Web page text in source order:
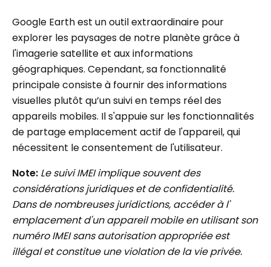
Google Earth est un outil extraordinaire pour
explorer les paysages de notre planète grâce à
l'imagerie satellite et aux informations
géographiques. Cependant, sa fonctionnalité
principale consiste à fournir des informations
visuelles plutôt qu’un suivi en temps réel des
appareils mobiles. Il s'appuie sur les fonctionnalités
de partage emplacement actif de l'appareil, qui
nécessitent le consentement de l'utilisateur.
Note: Le suivi IMEI implique souvent des
considérations juridiques et de confidentialité.
Dans de nombreuses juridictions, accéder à l'
emplacement d'un appareil mobile en utilisant son
numéro IMEI sans autorisation appropriée est
illégal et constitue une violation de la vie privée.